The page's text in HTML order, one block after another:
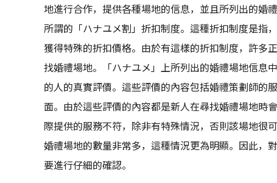
地進行合作，提供各種場地的信息，並且所列出的婚
所謂的「ハナユメ割」折扣制度。這種折扣制度是指
獲得特殊的折扣價格。由於有這樣的折扣制度，許多
找婚禮場地。「ハナユメ」上所列出的婚禮場地信息
的人的真實評價。這些評價的內容包括婚禮策劃師的
面。由於這些評價的內容都是新人在尋找婚禮場地時
際提供的服務不符，除非有特殊情況，否則該場地很
婚禮場地的數量非常多，這種情況更為明顯。因此，
要進行仔細的確認。